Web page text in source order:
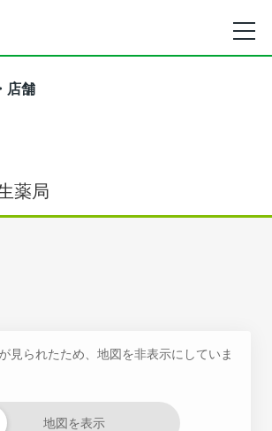
店舗
薬局
見られたため、地図を非表示にしていま
地図を表示